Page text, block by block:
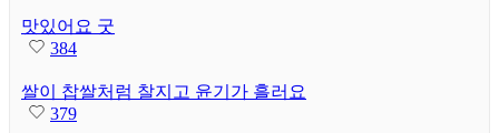
맛있어요 굿
384
쌀이 찹쌀처럼 찰지고 윤기가 흘러요
379